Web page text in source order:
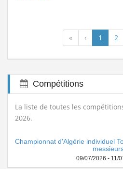
« ‹ 1 2
Compétitions
La liste de toutes les
2026.
Championnat d'Algérie individuel
09/07/2026 - 11/